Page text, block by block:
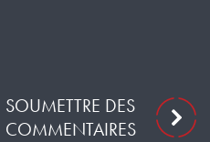
SOUMETTRE DES
COMMENTAIRES